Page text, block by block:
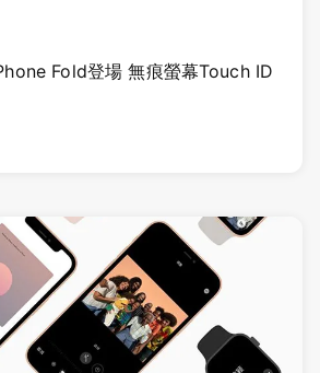
Fold登場 無痕螢幕Touch ID